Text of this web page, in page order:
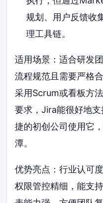
规划、用户反馈收
理工具链。
适用场景：适合研发
流程规范且需要严格
采用Scrum或看板方
要求，Jira能很好地
捷的初创公司使用它
潭。
优势亮点：行业认可
权限管控精细，能支